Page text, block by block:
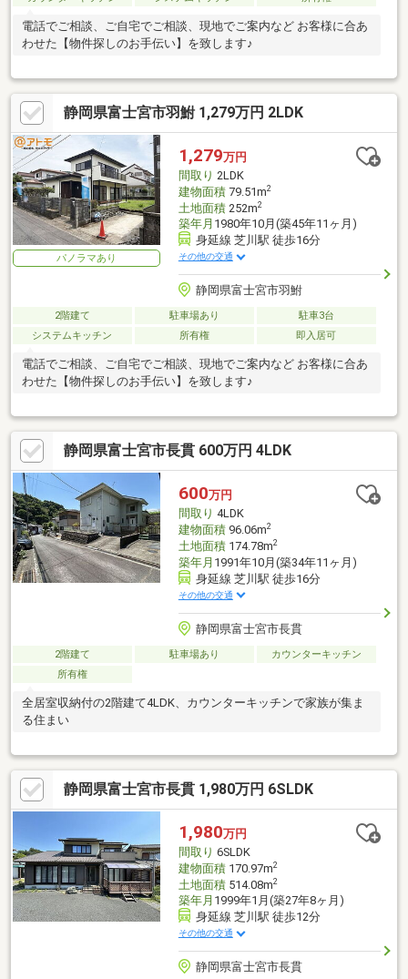
電話でご相談、ご自宅でご相談、現地でご案内など お客様に合あ
わせた【物件探しのお手伝い】を致します♪
静岡県富士宮市羽鮒 1,279万円 2LDK
パノラマあり
1,279万円
間取り 2LDK
建物面積79.51m2
土地面積252m2
築年月 1980年10月(築45年11ヶ月)
身延線 芝川駅 徒歩16分
その他の交通
静岡県富士宮市羽鮒
2階建て 駐車場あり
駐車3台
システムキッチン
所有権 即入居可
電話でご相談、ご自宅でご相談、現地でご案内など お客様に合あ
わせた【物件探しのお手伝い】を致します♪
静岡県富士宮市長貫 600万円 4LDK
600万円
間取り 4LDK
建物面積96.06m2
土地面積174.78m2
築年月 1991年10月(築34年11ヶ月)
身延線 芝川駅 徒歩16分
その他の交通
静岡県富士宮市長貫
2階建て 駐車場あり
カウンターキッチン
所有権
全居室収納付の2階建て4LDK、カウンターキッチンで家族が集ま
る住まい
静岡県富士宮市長貫 1,980万円 6SLDK
1,980万円
間取り 6SLDK
建物面積170.97m2
土地面積514.08m2
築年月 1999年1月(築27年8ヶ月)
身延線 芝川駅 徒歩12分
その他の交通
静岡県富士宮市長貫